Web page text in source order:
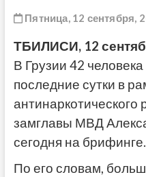
Пятница, 12 сентября,
ТБИЛИСИ, 12
В Грузии 42
последние сутки в
замглавы МВД
сегодня на брифинге.
По его словам,